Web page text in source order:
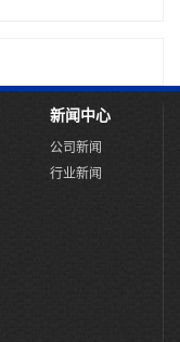
新闻中心
公司新闻
行业新闻